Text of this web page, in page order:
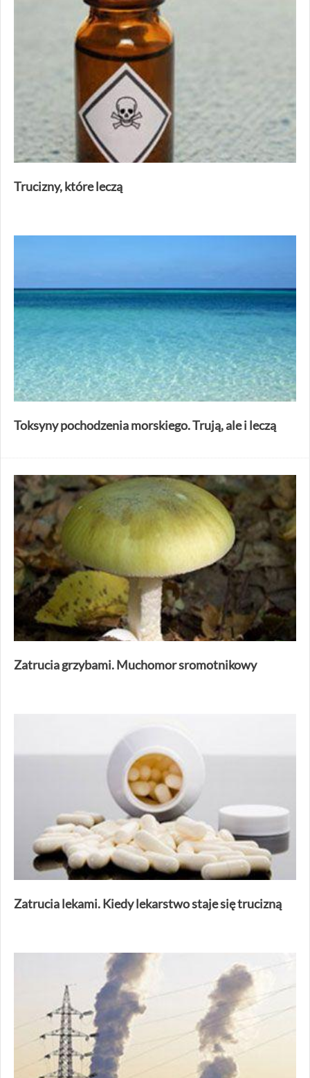
Trucizny, które leczą
Toksyny pochodzenia morskiego. Trują, ale i leczą
Zatrucia grzybami. Muchomor sromotnikowy
Zatrucia lekami. Kiedy lekarstwo staje się trucizną